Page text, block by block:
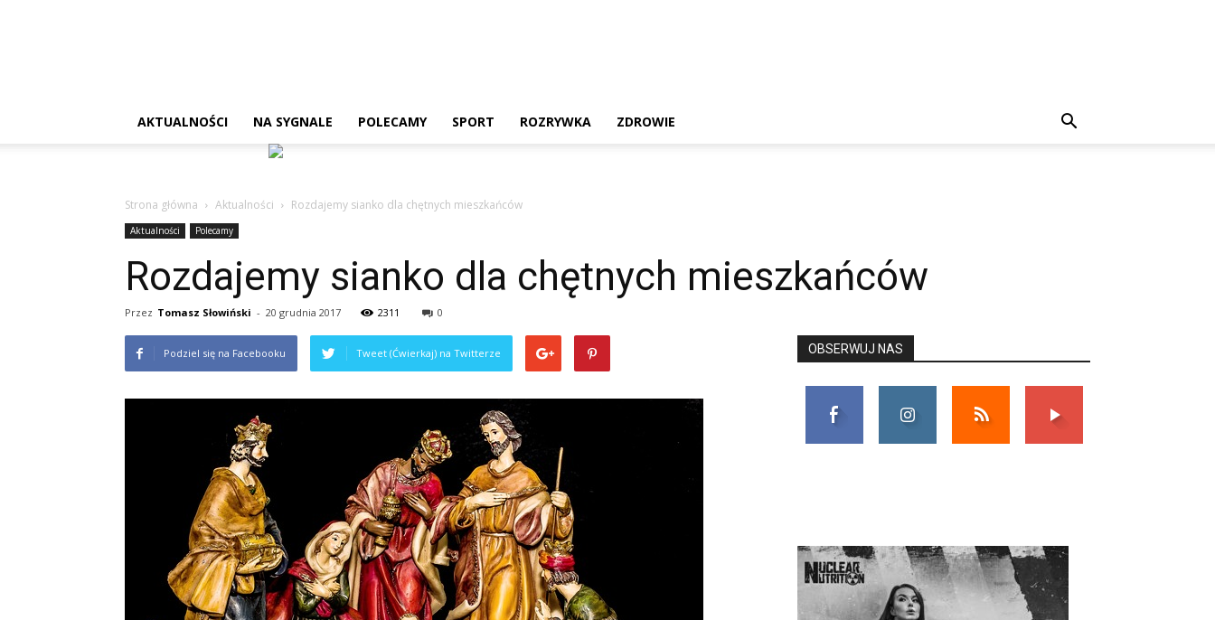
źródło
AKTUALNOŚCI NA SYGNALE POLECAMY SPORT ROZRYWKA ZDROWIE
Strona główna Aktualności Rozdajemy sianko dla chętnych mieszkańców
Aktualności Polecamy
Rozdajemy sianko dla chętnych mieszkańców
Przez Tomasz Słowiński - 20 grudnia 2017 2311 0
Podziel się na Facebooku Tweet (Ćwierkaj) na Twitterze OBSERWUJ NAS